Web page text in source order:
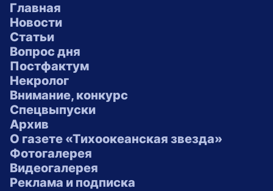
Главная
Новости
Статьи
Вопрос дня
Постфактум
Некролог
Внимание, конкурс
Спецвыпуски
Архив
О газете «Тихоокеанская звезда»
Фотогалерея
Видеогалерея
Реклама и подписка